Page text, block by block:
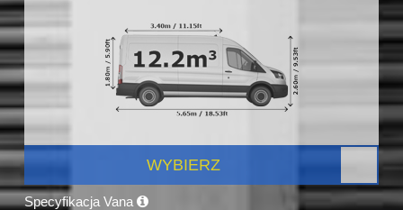
WYBIERZ
Specyfikacja Vana